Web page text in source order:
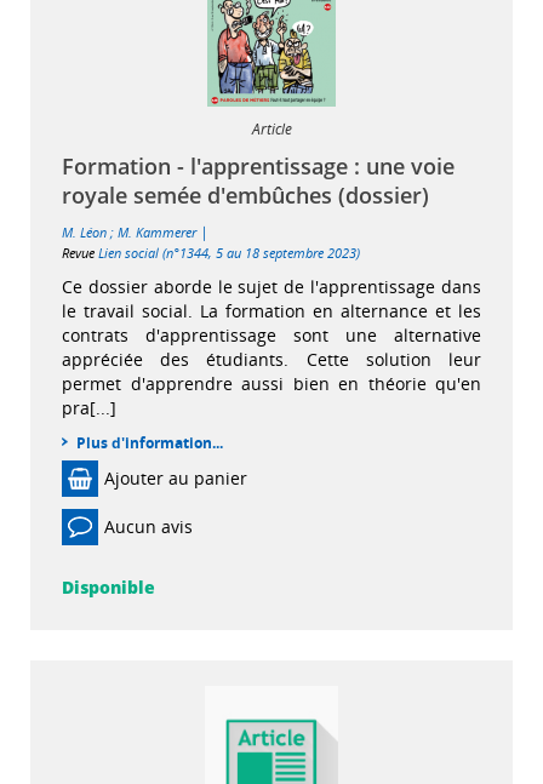
Article
Formation - l'apprentissage : une voie
royale semée d'embûches (dossier)
M. Léon ; M. Kammerer |
Revue Lien social (n°1344, 5 au 18 septembre 2023)
Ce dossier aborde le sujet de l'apprentissage dans
le travail social. La formation en alternance et les
contrats d'apprentissage sont une alternative
appréciée des étudiants. Cette solution leur
permet d'apprendre aussi bien en théorie qu'en
pra[...]
Plus d'information...
Ajouter au panier
Aucun avis
Disponible